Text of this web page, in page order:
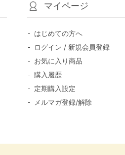
マイページ
はじめての方へ
ログイン / 新規会員登録
お気に入り商品
購入履歴
定期購入設定
メルマガ登録/解除